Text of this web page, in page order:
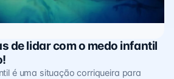
de lidar com o medo infantil
é uma situação corriqueira para